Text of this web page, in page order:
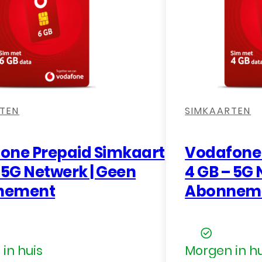
Prepaid Simkaart
5G Netwerk | Geen
huis
SIMKAARTEN
4 GB –
Morgen in